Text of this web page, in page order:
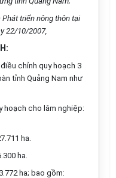
triển nông thôn tại
22/10/2007,
chỉnh quy hoạch 3
tỉnh Quảng Nam như
hoạch cho lâm nghiệp:
ha.
ha.
ha; bao gồm: